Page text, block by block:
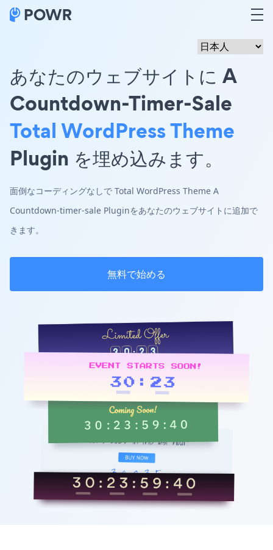
あなたのウェブサイトに A
Countdown-Timer-Sale
Total WordPress Theme
Plugin を埋め込みます。
面倒なコーディングなしで Total WordPress Theme A
Countdown-timer-sale Pluginをあなたのウェブサイトに追加で
きます。
無料で始める